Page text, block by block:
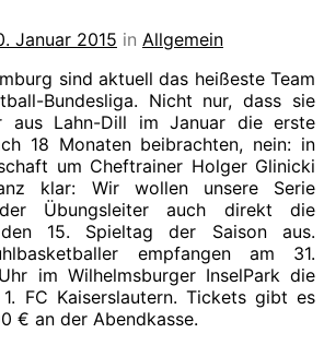
Januar 2015 in Allgemein
sind aktuell das heißeste Team
Bundesliga. Nicht nur, dass sie
aus Lahn-Dill im Januar die erste
18 Monaten beibrachten, nein: in
um Cheftrainer Holger Glinicki
klar: Wir wollen unsere Serie
Übungsleiter auch direkt die
15. Spieltag der Saison aus.
empfangen am 31.
im Wilhelmsburger InselPark die
FC Kaiserslautern. Tickets gibt es
€ an der Abendkasse.